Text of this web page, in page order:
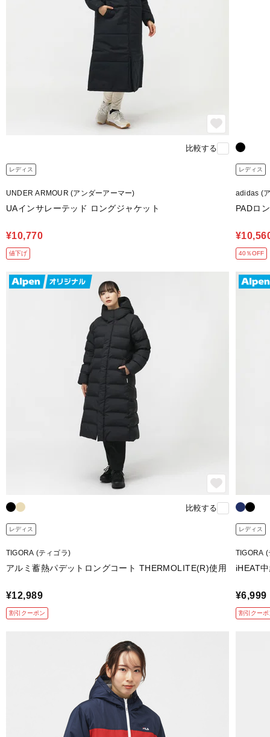
比較する
レディス
UNDER ARMOUR (アンダーアーマー)
UAインサレーテッド ロングジャケット
¥10,770
値下げ
レディス
adidas (
PADロ
40％OFF
比較する
レディス
TIGORA (ティゴラ)
アルミ蓄熱パデットロングコート THERMOLITE(R)使用
¥12,989
割引クーポン
レディス
TIGORA
iHEAT
¥6,999
割引クーポ